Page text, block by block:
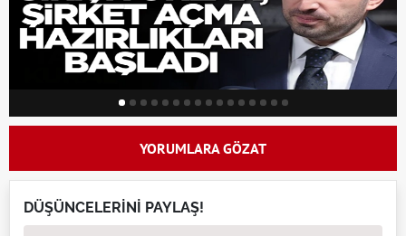
YORUMLARA GÖZAT
DÜŞÜNCELERİNİ PAYLAŞ!